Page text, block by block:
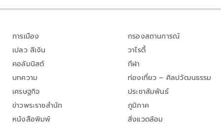
การเมือง
เปลว สีเงิน
คอลัมนิสต์
บทความ
เศรษฐกิจ
ข่าวพระราชสำนัก
หนังสือพิมพ์
กรองสถานการณ์
วาไรตี้
กีฬา
ท่องเที่ยว – ศิลปวัฒนธรรม
ประชาสัมพันธ์
ภูมิภาค
สิ่งแวดล้อม